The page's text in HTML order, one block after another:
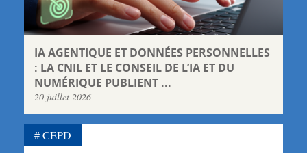
IA AGENTIQUE ET DONNÉES PERSONNELLES
: LA CNIL ET LE CONSEIL DE L’IA ET DU
NUMÉRIQUE PUBLIENT ...
20 juillet 2026
CEPD